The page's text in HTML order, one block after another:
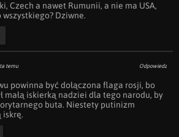
Czech a nawet Rumunii, a nie ma USA,
Dziwne.
temu Odpowiedz
powinna być dołączona flaga rosji, bo
małą iskierką nadziei dla tego narodu, by
buta. Niestety putinizm
iskrę.